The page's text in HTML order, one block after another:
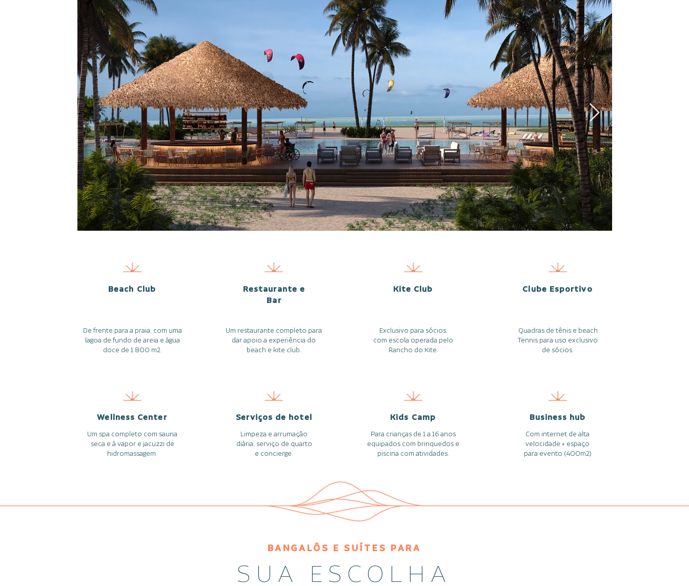
De frente para a praia, com uma
lagoa de fundo de areia e água
doce de 1.800 m2.
Beach Club
Um restaurante completo para
dar apoio a experiência do
beach e kite club.
Restaurante e
Bar
Exclusivo para sócios,
com escola operada pelo
Rancho do Kite.
Kite Club
Quadras de tênis e beach
Tennis para uso exclusivo
de sócios.
Clube Esportivo
Wellness Center
Um spa completo com sauna
seca e à vapor e jacuzzi de
hidromassagem.
Serviços de hotel
Limpeza e arrumação
diária, serviço de quarto
e concierge.
Kids Camp
Para crianças de 1 a 16 anos
equipados com brinquedos e
piscina com atividades.
Business hub
Com internet de alta
velocidade + espaço
para evento (400m2)
BANGALÔS E SUÍTES PARA
SUA ESCOLHA